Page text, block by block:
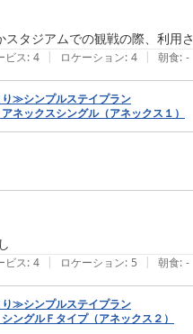
タジアムでの観戦の際、利用
ビス: 4 | ロケーション: 4 | 朝食: -
≫シンプルステイプラン
ネックスシングル（アネックス１）
ビス: 4 | ロケーション: 5 | 朝食: -
≫シンプルステイプラン
ングルＦタイプ（アネックス２）